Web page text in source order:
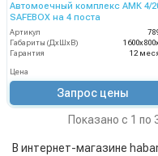
Автомоечный комплекс АМК 4/
SAFEBOX на 4 поста
Артикул
Габариты (ДхШхВ)
Гарантия
12
Цена
Запрос цены
Показано с 1 по
В интернет-магазине